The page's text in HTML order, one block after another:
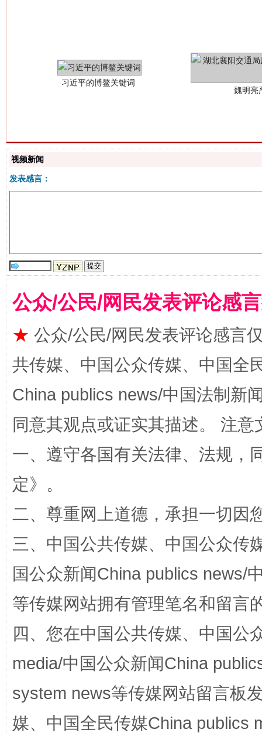
生
揭批美国五大"原罪" "炒
视频新闻
发表感言：
公众/公民/网民发表评论感
★ 公众/公民/网民发表评论感言
共传媒、中国公众传媒、中国全
China publics news/中国法制新
同意其观点或证实其描述。 注
一、遵守各国有关法律、法规，
定》。
二、尊重网上道德，承担一切因
三、中国公共传媒、中国公众传
国公众新闻China publics news/
等传媒网站拥有管理笔名和留言
四、您在中国公共传媒、中国公
media/中国公众新闻China
system news等传媒网站留言板
媒、中国全民传媒China publics